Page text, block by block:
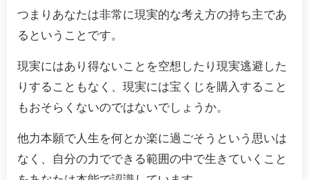
つまりあなたは非常に現実的な考え方の持ち主であ
るということです。
現実にはあり得ないことを空想したり現実逃避した
りすることもなく、現実には宝くじを購入すること
もおそらくないのではないでしょうか。
他力本願で人生を何とか楽に過ごそうという思いは
なく、自分の力でできる範囲の中で生きていくこと